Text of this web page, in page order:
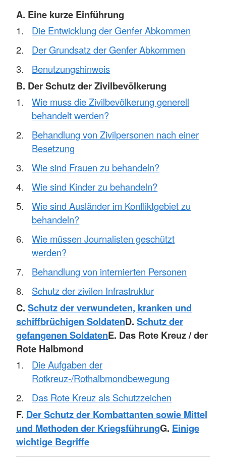
A. Eine kurze Einführung
Die Entwicklung der Genfer Abkommen
Der Grundsatz der Genfer Abkommen
Benutzungshinweis
B. Der Schutz der Zivilbevölkerung
Wie muss die Zivilbevölkerung generell
behandelt werden?
Behandlung von Zivilpersonen nach einer
Besetzung
Wie sind Frauen zu behandeln?
Wie sind Kinder zu behandeln?
Wie sind Ausländer im Konfliktgebiet zu
behandeln?
Wie müssen Journalisten geschützt
werden?
Behandlung von internierten Personen
Schutz der zivilen Infrastruktur
C. Schutz der verwundeten, kranken und
schiffbrüchigen SoldatenD. Schutz der
gefangenen SoldatenE. Das Rote Kreuz / der
Rote Halbmond
Die Aufgaben der
Rotkreuz-/Rothalbmondbewegung
Das Rote Kreuz als Schutzzeichen
F. Der Schutz der Kombattanten sowie Mittel
und Methoden der KriegsführungG. Einige
wichtige Begriffe